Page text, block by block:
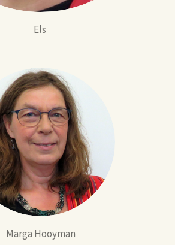
Els
Marga Hooyman